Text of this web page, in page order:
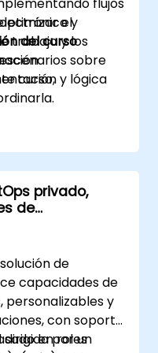
el
trabajo y los
y
sobre
y lógica
del curso
curso,
privado,
de
de
capacidades de
personalizables y
con soporte
en roles
por un